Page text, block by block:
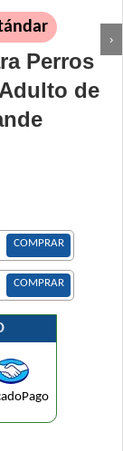
›
Perros
de
COMPRAR
COMPRAR